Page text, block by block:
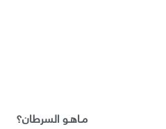
مـاهـو السرطان؟